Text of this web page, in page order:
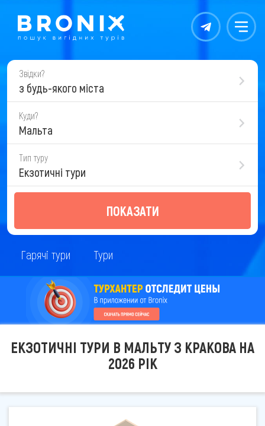
Контакты Меню
Звідки?
з будь-якого міста
Куди?
Мальта
Тип туру
Екзотичні тури
ПОКАЗАТИ
Гарячі тури Тури
ЕКЗОТИЧНІ ТУРИ В МАЛЬТУ З КРАКОВА НА
2026 РІК